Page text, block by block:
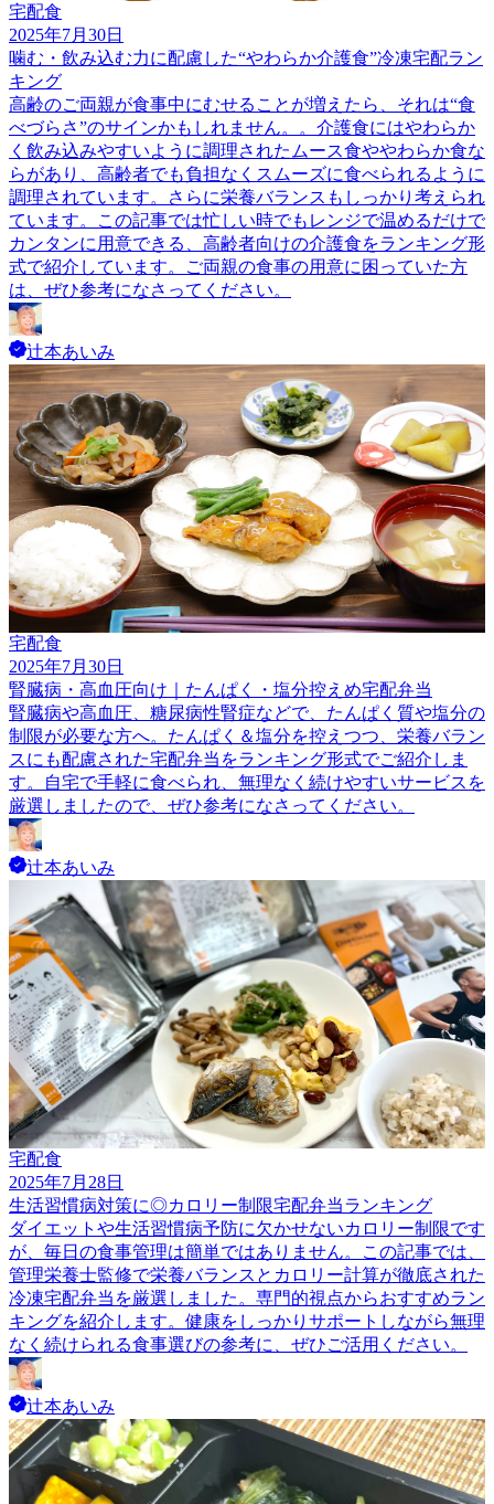
宅配食
2025年7月30日
噛む・飲み込む力に配慮した“やわらか介護食”冷凍宅配ラン
キング
高齢のご両親が食事中にむせることが増えたら、それは“食
べづらさ”のサインかもしれません。。介護食にはやわらか
く飲み込みやすいように調理されたムース食ややわらか食な
らがあり、高齢者でも負担なくスムーズに食べられるように
調理されています。さらに栄養バランスもしっかり考えられ
ています。この記事では忙しい時でもレンジで温めるだけで
カンタンに用意できる、高齢者向けの介護食をランキング形
式で紹介しています。ご両親の食事の用意に困っていた方
は、ぜひ参考になさってください。
辻本あいみ
宅配食
2025年7月30日
腎臓病・高血圧向け｜たんぱく・塩分控えめ宅配弁当
腎臓病や高血圧、糖尿病性腎症などで、たんぱく質や塩分の
制限が必要な方へ。たんぱく＆塩分を控えつつ、栄養バラン
スにも配慮された宅配弁当をランキング形式でご紹介しま
す。自宅で手軽に食べられ、無理なく続けやすいサービスを
厳選しましたので、ぜひ参考になさってください。
辻本あいみ
宅配食
2025年7月28日
生活習慣病対策に◎カロリー制限宅配弁当ランキング
ダイエットや生活習慣病予防に欠かせないカロリー制限です
が、毎日の食事管理は簡単ではありません。この記事では、
管理栄養士監修で栄養バランスとカロリー計算が徹底された
冷凍宅配弁当を厳選しました。専門的視点からおすすめラン
キングを紹介します。健康をしっかりサポートしながら無理
なく続けられる食事選びの参考に、ぜひご活用ください。
辻本あいみ